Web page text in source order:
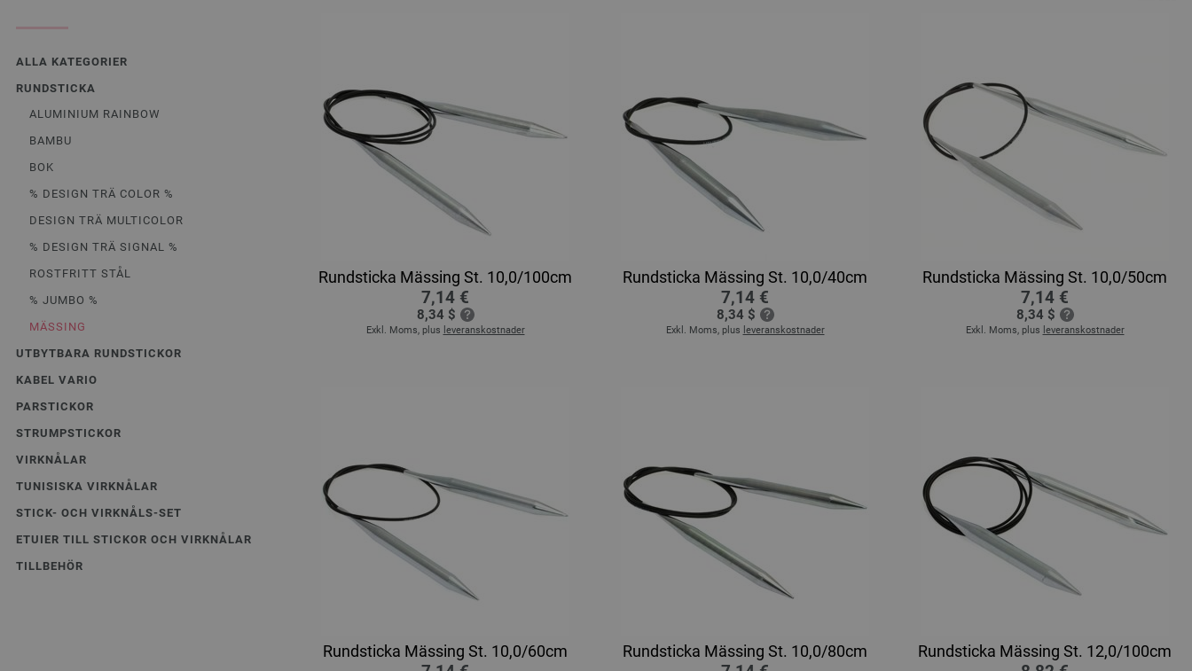
ALLA KATEGORIER
RUNDSTICKA
ALUMINIUM RAINBOW
BAMBU
BOK
% DESIGN TRÄ COLOR %
DESIGN TRÄ MULTICOLOR
% DESIGN TRÄ SIGNAL %
ROSTFRITT STÅL
% JUMBO %
MÄSSING
UTBYTBARA RUNDSTICKOR
KABEL VARIO
PARSTICKOR
STRUMPSTICKOR
VIRKNÅLAR
TUNISISKA VIRKNÅLAR
STICK- OCH VIRKNÅLS-SET
ETUIER TILL STICKOR OCH VIRKNÅLAR
TILLBEHÖR
Rundsticka Mässing St. 10,0/100cm
7,14 €
8,34 $
Exkl. Moms, plus leveranskostnader
Rundsticka Mässing St. 10,0/40cm
7,14 €
8,34 $
Exkl. Moms, plus leveranskostnader
Rundsticka Mässing St. 10,0/50cm
7,14 €
8,34 $
Exkl. Moms, plus leveranskostnader
Rundsticka Mässing St. 10,0/60cm Rundsticka Mässing St. 10,0/80cm Rundsticka Mässing St. 12,0/100cm